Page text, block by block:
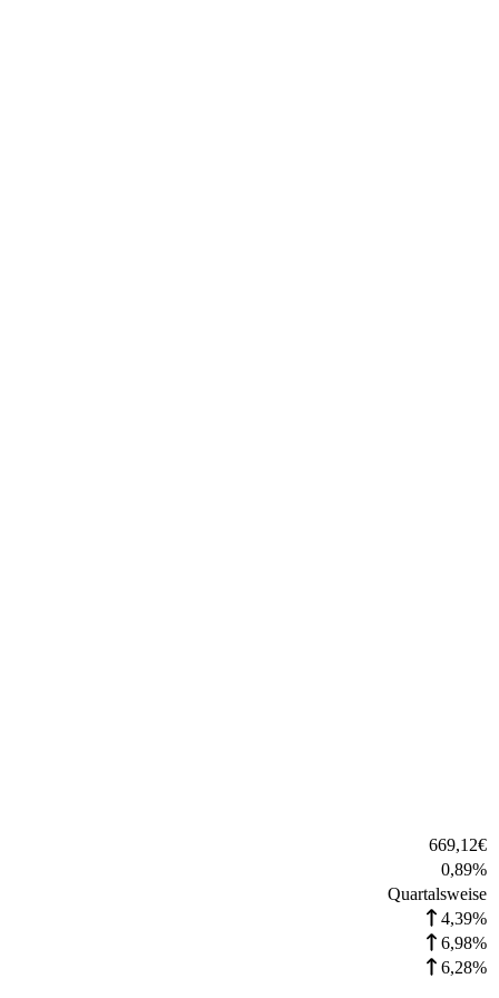
669,12€
0,89%
Quartalsweise
4,39%
6,98%
6,28%